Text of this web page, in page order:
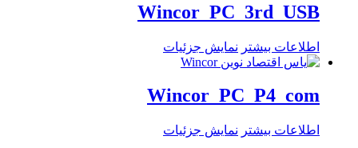
Wincor_PC_3rd_USB
اطلاعات بیشتر نمایش جزئیات
Wincor_PC_P4_com
اطلاعات بیشتر نمایش جزئیات